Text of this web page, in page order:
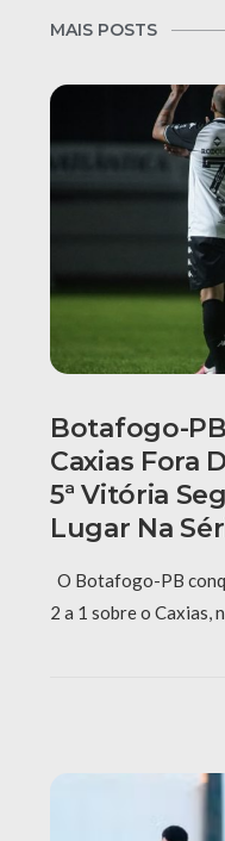
MAIS POSTS
Botafogo-
Caxias Fora
5ª Vitória
Lugar Na
O Botafogo-PB
2 a 1 sobre o Caxias,